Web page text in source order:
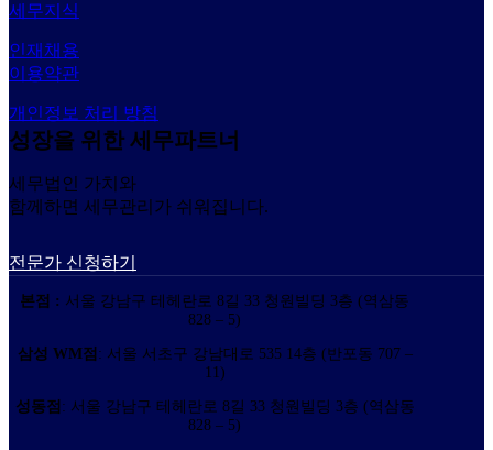
세무지식
인재채용
이용약관
개인정보 처리 방침
성장을 위한 세무파트너
세무법인 가치와
함께하면 세무관리가 쉬워집니다.
전문가 신청하기
본점 : 서울 강남구 테헤란로 8길 33 청원빌딩 3층 (역삼동
828 – 5)
삼성 WM점 : 서울 서초구 강남대로 535 14층 (반포동 707 –
11)
성동점 : 서울 강남구 테헤란로 8길 33 청원빌딩 3층 (역삼동
828 – 5)